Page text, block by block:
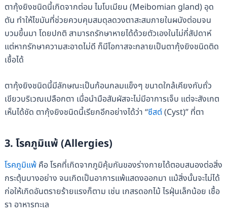
ตากุ้งยิงชนิดนี้เกิดจากต่อม ไมโบเมียน (Meibomian gland) อุด
ตัน ทำให้ไขมันที่ช่วยควบคุมสมดุลดวงตาสะสมภายในผนังต่อมจน
บวมขึ้นมา โดยปกติ สามารถรักษาหายได้ด้วยตัวเองในไม่กี่สัปดาห์
แต่หากรักษาความสะอาดไม่ดี ก็มีโอกาสจะกลายเป็นตากุ้งยิงชนิดติด
เชื้อได้
ตากุ้งยิงชนิดนี้มีลักษณะเป็นก้อนกลมแข็งๆ ขนาดใกล้เคียงกับถั่ว
เขียวบริเวณเปลือกตา เมื่อนำมือสัมผัสจะไม่มีอาการเจ็บ แต่จะสังเกต
เห็นได้ชัด ตากุ้งยิงชนิดนี้เรียกอีกอย่างได้ว่า “ซีสต์(Cyst)” ที่ตา
3. โรคภูมิแพ้ (Allergies)
โรคภูมิแพ้คือ โรคที่เกิดจากภูมิคุ้มกันของร่างกายได้ตอบสนองต่อสิ่ง
กระตุ้นบางอย่าง จนเกิดเป็นอาการแพ้แสดงออกมา แม้สิ่งนั้นจะไม่ได้
ก่อให้เกิดอันตรายร้ายแรงก็ตาม เช่น เกสรดอกไม้ ไรฝุ่นเล็กน้อย เชื้อ
รา อาหารทะเล